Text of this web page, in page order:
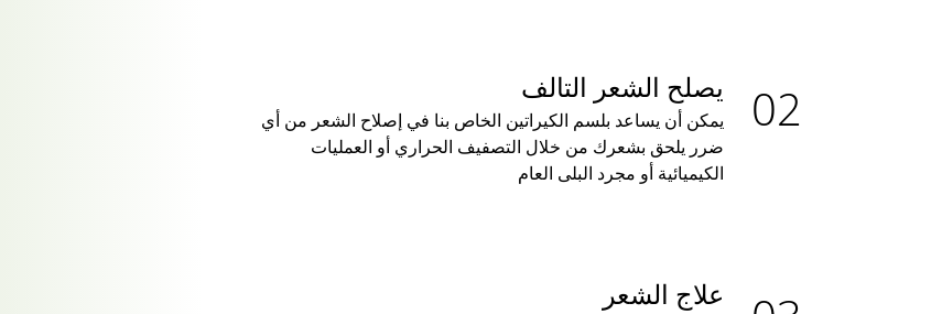
يصلح الشعر التالف
يمكن أن يساعد بلسم الكيراتين الخاص بنا في إصلاح الشعر من أي
ضرر يلحق بشعرك من خلال التصفيف الحراري أو العمليات
الكيميائية أو مجرد البلى العام
علاج الشعر